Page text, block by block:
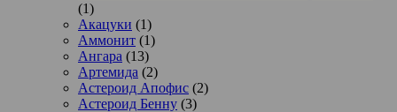
(1)
Акацуки (1)
Аммонит (1)
Ангара (13)
Артемида (2)
Астероид Апофис (2)
Астероид Бенну (3)